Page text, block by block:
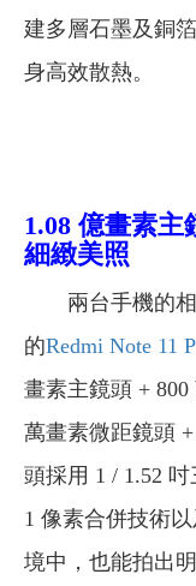
建多層石墨及銅
身高效散熱。
1.08 億畫素主
細緻美照
兩台手機的相
的Redmi Note 11
畫素主鏡頭 +
萬畫素微距鏡頭
頭採用 1 / 1.52
1 像素合併技術
境中，也能拍出